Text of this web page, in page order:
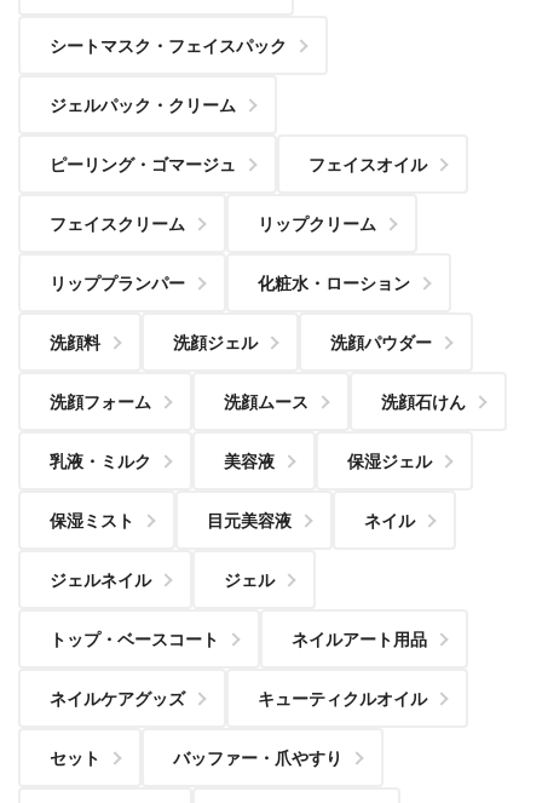
シートマスク・フェイスパック
ジェルパック・クリーム
ピーリング・ゴマージュ フェイスオイル
フェイスクリーム リップクリーム
リッププランパー 化粧水・ローション
洗顔料 洗顔ジェル 洗顔パウダー
洗顔フォーム 洗顔ムース 洗顔石けん
乳液・ミルク 美容液 保湿ジェル
保湿ミスト 目元美容液 ネイル
ジェルネイル ジェル
トップ・ベースコート ネイルアート用品
ネイルケアグッズ キューティクルオイル
セット バッファー・爪やすり